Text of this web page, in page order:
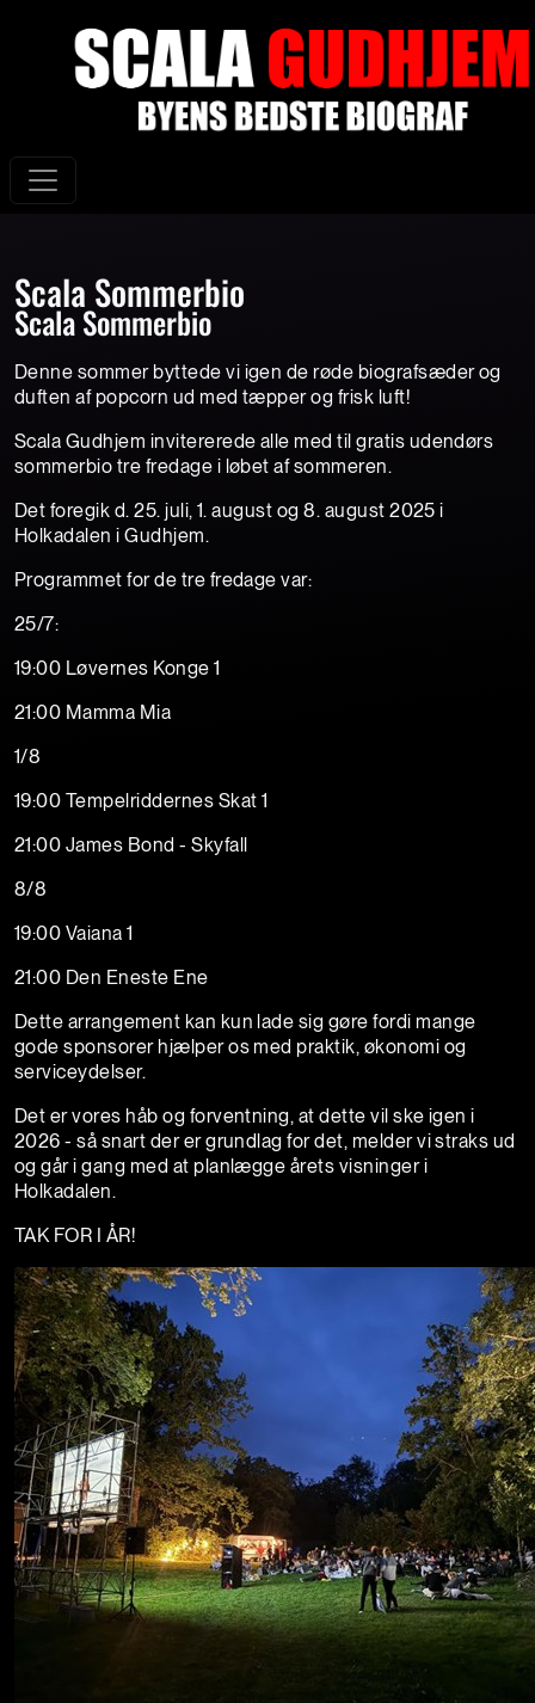
Scala Sommerbio
Scala Sommerbio
Denne sommer byttede vi igen de røde biografsæder og
duften af popcorn ud med tæpper og frisk luft!
Scala Gudhjem invitererede alle med til gratis udendørs
sommerbio tre fredage i løbet af sommeren.
Det foregik d. 25. juli, 1. august og 8. august 2025 i
Holkadalen i Gudhjem.
Programmet for de tre fredage var:
25/7:
19:00 Løvernes Konge 1
21:00 Mamma Mia
1/8
19:00 Tempelriddernes Skat 1
21:00 James Bond - Skyfall
8/8
19:00 Vaiana 1
21:00 Den Eneste Ene
Dette arrangement kan kun lade sig gøre fordi mange
gode sponsorer hjælper os med praktik, økonomi og
serviceydelser.
Det er vores håb og forventning, at dette vil ske igen i
2026 - så snart der er grundlag for det, melder vi straks ud
og går i gang med at planlægge årets visninger i
Holkadalen.
TAK FOR I ÅR!